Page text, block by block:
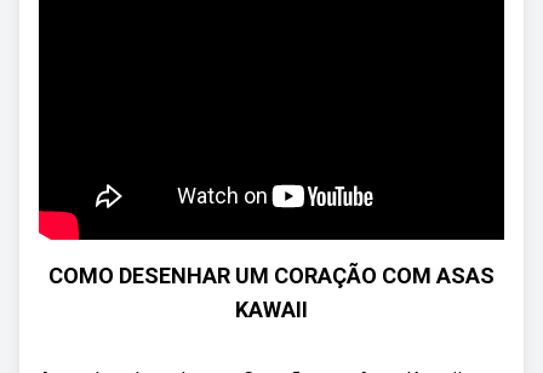
COMO DESENHAR UM CORAÇÃO COM ASAS
KAWAII